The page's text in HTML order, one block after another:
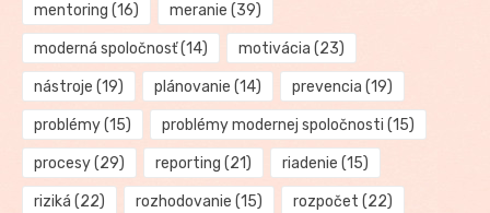
mentoring (16) meranie (39)
moderná spoločnosť(14) motivácia (23)
nástroje (19) plánovanie (14) prevencia (19)
problémy(15) problémy modernej spoločnosti (15)
procesy(29) reporting (21) riadenie (15)
riziká (22) rozhodovanie (15) rozpočet (22)